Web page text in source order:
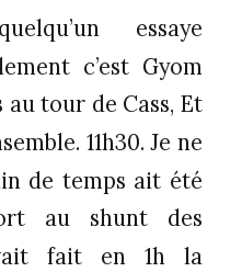
essaye
c’est Gyom
au tour de Cass, Et
11h30. Je ne
de temps ait été
au shunt des
fait en 1h la